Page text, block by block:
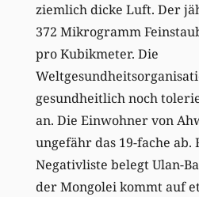
ziemlich dicke Luft. Der
372 Mikrogramm
pro Kubikmeter. Die
gesundheitlich noch
an. Die Einwohner von
ungefähr das 19-fache ab.
Negativliste belegt Ulan-
der Mongolei kommt auf